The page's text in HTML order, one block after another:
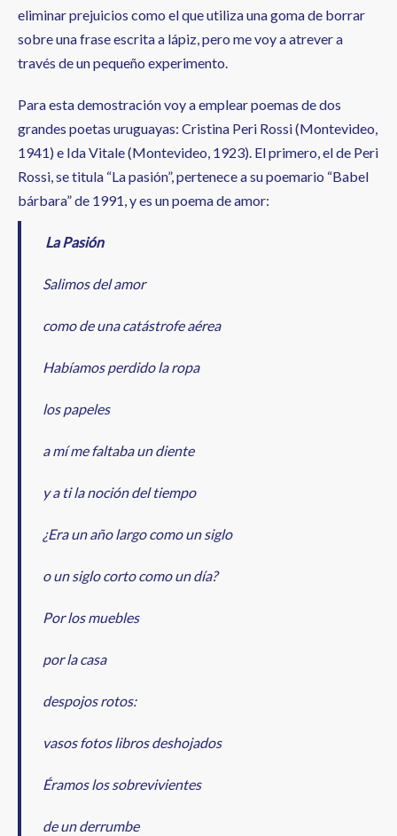
eliminar prejuicios como el que utiliza una goma de borrar
sobre una frase escrita a lápiz, pero me voy a atrever a
través de un pequeño experimento.
Para esta demostración voy a emplear poemas de dos
grandes poetas uruguayas: Cristina Peri Rossi (Montevideo,
1941) e Ida Vitale (Montevideo, 1923). El primero, el de Peri
Rossi, se titula “La pasión”, pertenece a su poemario “Babel
bárbara” de 1991, y es un poema de amor:
La Pasión
Salimos del amor
como de una catástrofe aérea
Habíamos perdido la ropa
los papeles
a mí me faltaba un diente
y a ti la noción del tiempo
¿Era un año largo como un siglo
o un siglo corto como un día?
Por los muebles
por la casa
despojos rotos:
vasos fotos libros deshojados
Éramos los sobrevivientes
de un derrumbe